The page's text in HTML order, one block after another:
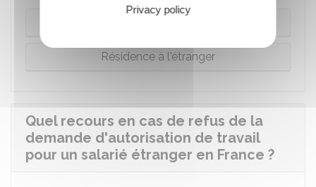
Résidence à l'étranger
Quel recours en cas de refus de la
demande d'autorisation de travail
pour un salarié étranger en France ?
Privacy policy